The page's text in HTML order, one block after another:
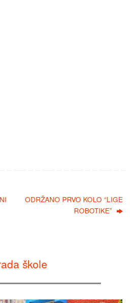
ODRŽANO PRVO KOLO “LIGE
ROBOTIKE”
škole